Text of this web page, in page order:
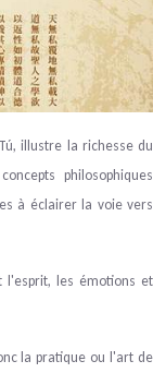
, illustre la richesse du
philosophiques
à éclairer la voie vers
l'esprit, les émotions et
la pratique ou l'art de